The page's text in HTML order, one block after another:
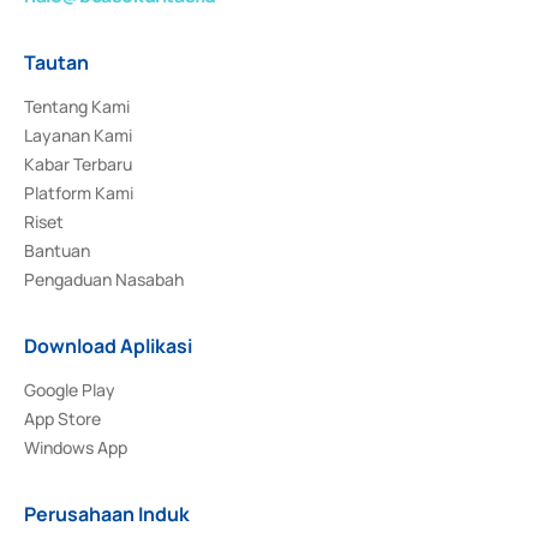
Tautan
Tentang Kami
Layanan Kami
Kabar Terbaru
Platform Kami
Riset
Bantuan
Pengaduan Nasabah
Download Aplikasi
Google Play
App Store
Windows App
Perusahaan Induk